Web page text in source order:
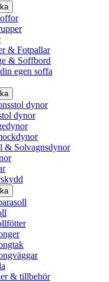
& Fotpallar
& Soffbord
egen soffa
dynor
dynor
& Solvagnsdynor
& tillbehör